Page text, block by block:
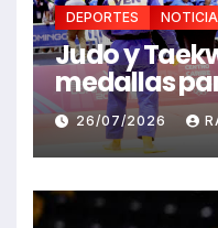
DEPORTES
Judo y
medallas
de Juego
26/07/2026